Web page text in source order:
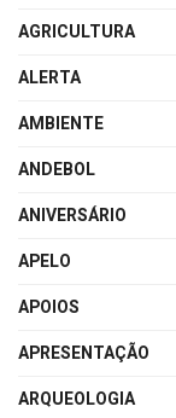
AGRICULTURA
ALERTA
AMBIENTE
ANDEBOL
ANIVERSÁRIO
APELO
APOIOS
APRESENTAÇÃO
ARQUEOLOGIA